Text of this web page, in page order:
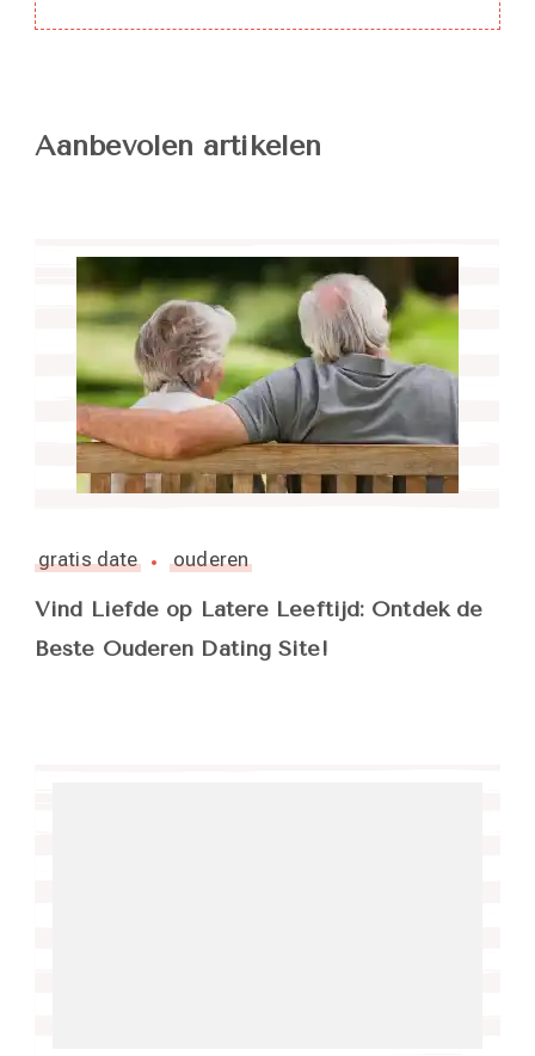
Aanbevolen artikelen
gratis date ouderen
Vind Liefde op Latere Leeftijd: Ontdek de
Beste Ouderen Dating Site!